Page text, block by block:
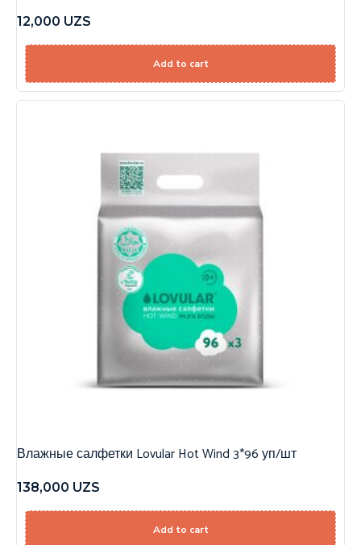
12,000 UZS
Add to cart
Влажные салфетки Lovular Hot Wind 3*96 уп/шт
138,000 UZS
Add to cart